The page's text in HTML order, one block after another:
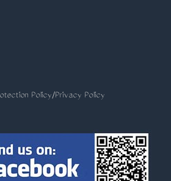
Policy/Privacy Policy